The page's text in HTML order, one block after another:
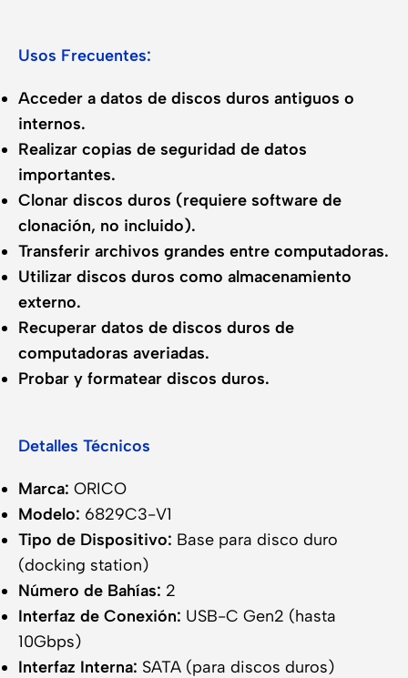
Usos Frecuentes:
Acceder a datos de discos duros antiguos o
internos.
Realizar copias de seguridad de datos
importantes.
Clonar discos duros (requiere software de
clonación, no incluido).
Transferir archivos grandes entre computadoras.
Utilizar discos duros como almacenamiento
externo.
Recuperar datos de discos duros de
computadoras averiadas.
Probar y formatear discos duros.
Detalles Técnicos
Marca: ORICO
Modelo: 6829C3-V1
Tipo de Dispositivo: Base para disco duro
(docking station)
Número de Bahías: 2
Interfaz de Conexión: USB-C Gen2 (hasta
10Gbps)
Interfaz Interna: SATA (para discos duros)